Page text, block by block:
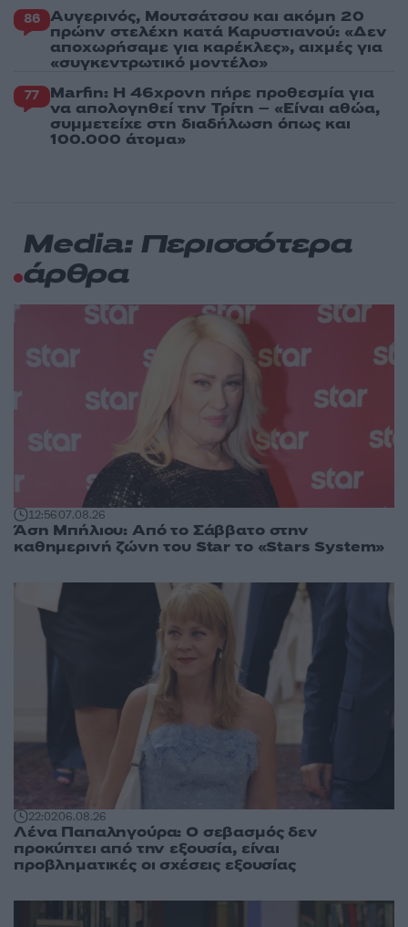
86 Αυγερινός, Μουτσάτσου και ακόμη 20
πρώην στελέχη κατά Καρυστιανού: «Δεν
αποχωρήσαμε για καρέκλες», αιχμές για
«συγκεντρωτικό μοντέλο»
77 Marfin: Η 46χρονη πήρε προθεσμία για
να απολογηθεί την Τρίτη – «Είναι αθώα,
συμμετείχε στη διαδήλωση όπως και
100.000 άτομα»
Media: Περισσότερα
άρθρα
12:5607.08.26
Άση Μπήλιου: Από το Σάββατο στην
καθημερινή ζώνη του Star το «Stars System»
22:0206.08.26
Λένα Παπαληγούρα: Ο σεβασμός δεν
προκύπτει από την εξουσία, είναι
προβληματικές οι σχέσεις εξουσίας